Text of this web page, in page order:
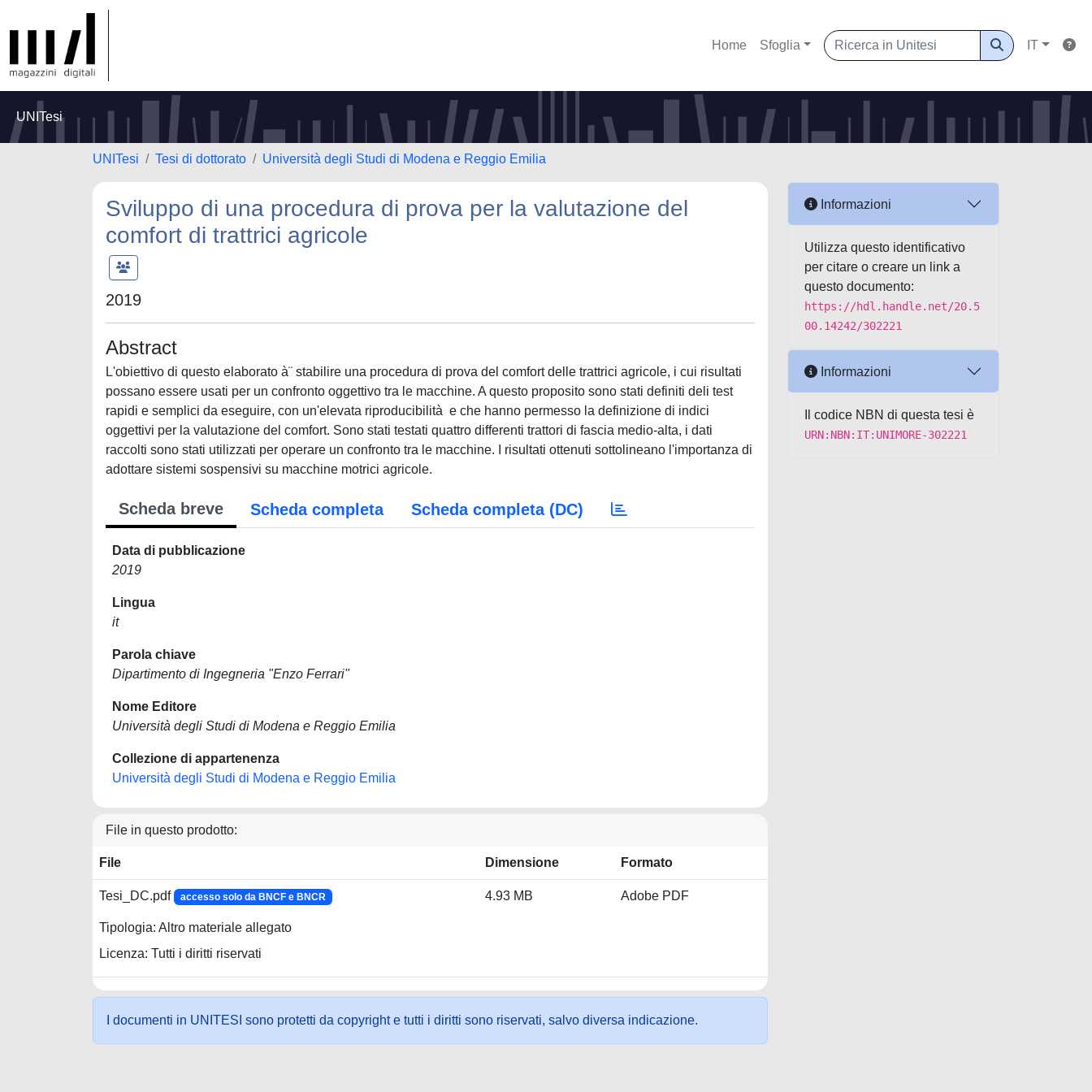
Home Sfoglia IT
UNITesi
UNITesi Tesi di dottorato Università degli Studi di Modena e Reggio Emilia
Sviluppo di una procedura di prova per la valutazione del
comfort di trattrici agricole
2019
Abstract
L'obiettivo di questo elaborato à¨ stabilire una procedura di prova del comfort delle trattrici agricole, i cui risultati
possano essere usati per un confronto oggettivo tra le macchine. A questo proposito sono stati definiti deli test
rapidi e semplici da eseguire, con un'elevata riproducibilità e che hanno permesso la definizione di indici
oggettivi per la valutazione del comfort. Sono stati testati quattro differenti trattori di fascia medio-alta, i dati
raccolti sono stati utilizzati per operare un confronto tra le macchine. I risultati ottenuti sottolineano l'importanza di
adottare sistemi sospensivi su macchine motrici agricole.
Scheda breve Scheda completa Scheda completa (DC)
Data di pubblicazione
2019
Lingua
it
Parola chiave
Dipartimento di Ingegneria "Enzo Ferrari"
Nome Editore
Università degli Studi di Modena e Reggio Emilia
Collezione di appartenenza
Università degli Studi di Modena e Reggio Emilia
File in questo prodotto:
File Dimensione Formato
Tesi_DC.pdf accesso solo da BNCF e BNCR
Tipologia: Altro materiale allegato
Licenza: Tutti i diritti riservati
4.93 MB Adobe PDF
I documenti in UNITESI sono protetti da copyright e tutti i diritti sono riservati, salvo diversa indicazione.
Informazioni
Utilizza questo identificativo
per citare o creare un link a
questo documento:
https://hdl.handle.net/20.5
00.14242/302221
Informazioni
Il codice NBN di questa tesi è
URN:NBN:IT:UNIMORE-302221